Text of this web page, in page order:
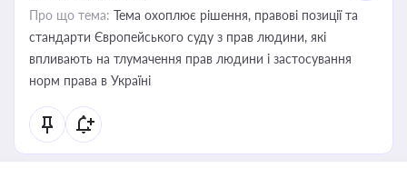
Про що тема: Тема охоплює рішення, правові позиції та
стандарти Європейського суду з прав людини, які
впливають на тлумачення прав людини і застосування
норм права в Україні